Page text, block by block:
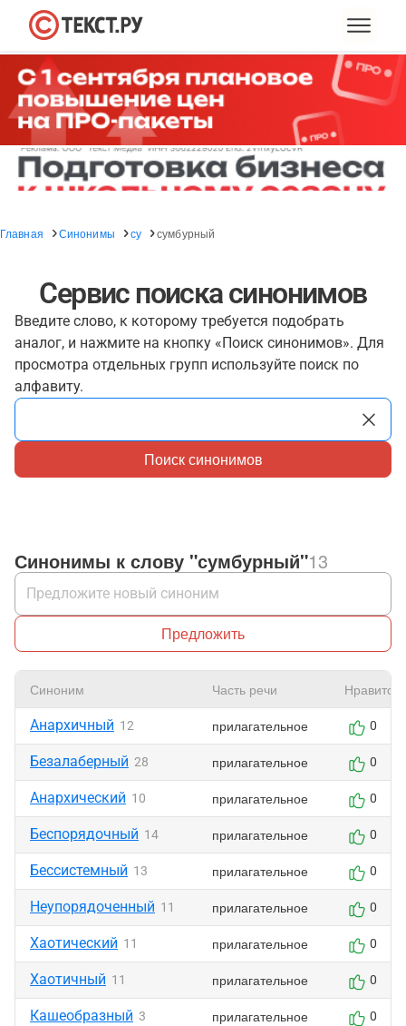
Главная Синонимы су сумбурный
Сервис поиска синонимов
Введите слово, к которому требуется подобрать
аналог, и нажмите на кнопку «Поиск синонимов». Для
просмотра отдельных групп используйте поиск по
алфавиту.
Поиск синонимов
Синонимы к слову "сумбурный"13
Предложить
Синоним Часть речи Нравится
Анархичный 12 прилагательное 0
Безалаберный 28 прилагательное 0
Анархический 10 прилагательное 0
Беспорядочный 14 прилагательное 0
Бессистемный 13 прилагательное 0
Неупорядоченный 11 прилагательное 0
Хаотический 11 прилагательное 0
Хаотичный 11 прилагательное 0
Кашеобразный 3 прилагательное 0